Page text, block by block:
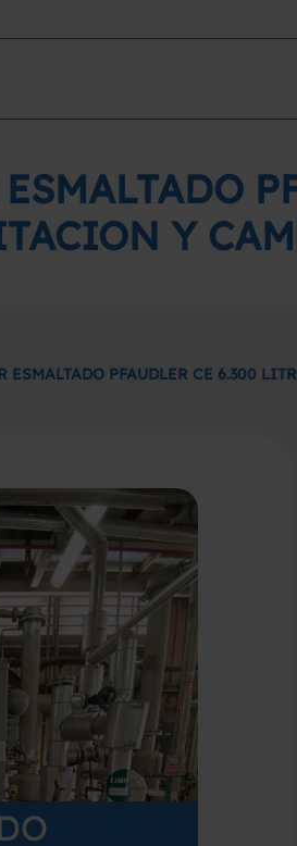
ESMALTADO
Y
ESMALTADO PFAUDLER CE 6.300